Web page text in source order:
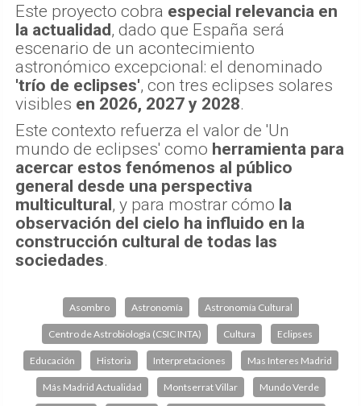
Este proyecto cobra especial relevancia en
la actualidad, dado que España será
escenario de un acontecimiento
astronómico excepcional: el denominado
'trío de eclipses', con tres eclipses solares
visibles en 2026, 2027 y 2028.
Este contexto refuerza el valor de 'Un
mundo de eclipses' como herramienta para
acercar estos fenómenos al público
general desde una perspectiva
multicultural, y para mostrar cómo la
observación del cielo ha influido en la
construcción cultural de todas las
sociedades.
Asombro Astronomía Astronomía Cultural
Centro de Astrobiología (CSIC INTA) Cultura Eclipses
Educación Historia Interpretaciones Mas Interes Madrid
Más Madrid Actualidad Montserrat Villar Mundo Verde